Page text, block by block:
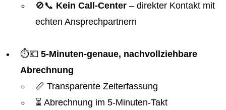
🚫📞 Kein Call-Center – direkter Kontakt mit
echten Ansprechpartnern
⏱️💶 5-Minuten-genaue, nachvollziehbare
Abrechnung
📏 Transparente Zeiterfassung
⏳ Abrechnung im 5-Minuten-Takt